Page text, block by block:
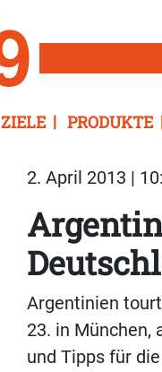
ZIELE PRODUKTE
2. April 2013 |
Argentinien
23. in München,
und Tipps für